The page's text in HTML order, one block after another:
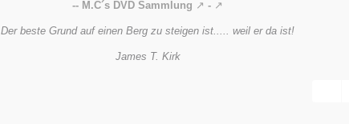
-- M.C´s DVD Sammlung -
Der beste Grund auf einen Berg zu steigen ist..... weil er da ist!
James T. Kirk